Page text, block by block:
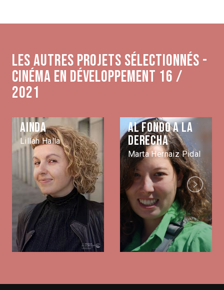
Les autres projets sélectionnés -
Cinéma en développement 16 /
2021
Ainda
Lillah Halla
Al fondo a la
derecha
Marta Hernaiz Pidal
Next